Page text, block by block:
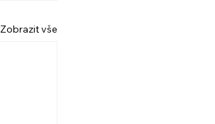
Zobrazit vše